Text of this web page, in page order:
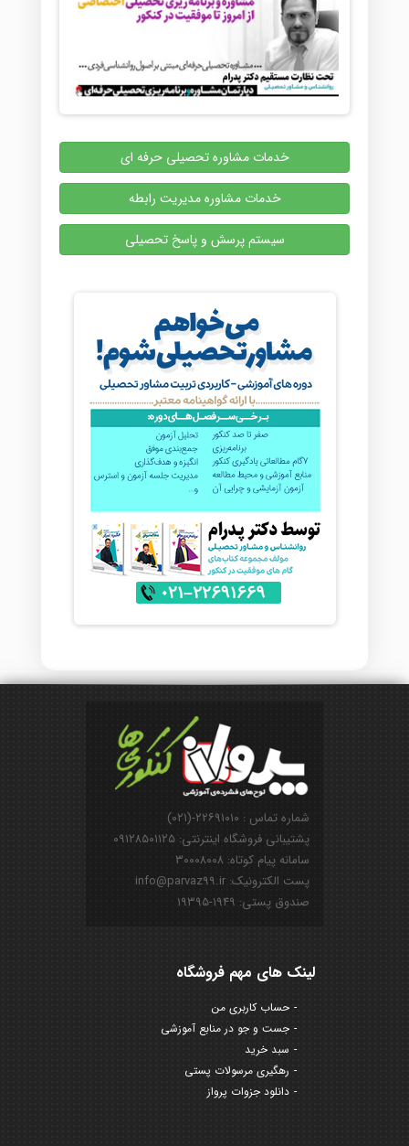
خدمات مشاوره تحصیلی حرفه ای
خدمات مشاوره مدیریت رابطه
سیستم پرسش و پاسخ تحصیلی
شماره تماس : ۲۲۶۹۱۰۱۰-(۰۲۱)
پشتیبانی فروشگاه اینترنتی: ۰۹۱۲۸۵۰۱۱۲۵
سامانه پیام کوتاه: ۳۰۰۰۸۰۰۸
پست الکترونیک: info@parvaz99.ir
صندوق پستی: ۱۹۴۹-۱۹۳۹۵
لینک های مهم فروشگاه
حساب کاربری من
جست و جو در منابع آموزشی
سبد خرید
رهگیری مرسولات پستی
دانلود جزوات پرواز